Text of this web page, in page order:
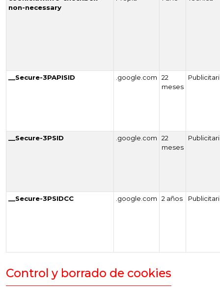
non-necessary
__Secure-3PAPISID .google.com
22
meses
__Secure-3PSID .google.com
22
meses
__Secure-3PSIDCC .google.com 2 años
Control y borrado de cookies